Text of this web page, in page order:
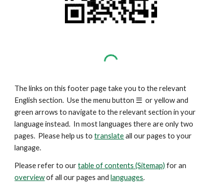
The links on this footer page take you to the relevant
English section. Use the menu button ☰or yellow and
green arrows to navigate to the relevant section in your
language instead. In most languages there are only two
pages. Please help us totranslateall our pages to your
langage.
Please refer to ourtable of contents (Sitemap) for an
overviewof all our pages andlanguages.